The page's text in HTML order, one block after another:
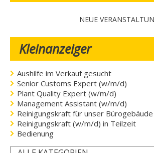
NEUE
Kleinanzeiger
Aushilfe im Verkauf gesucht
Senior Customs Expert (w/m/d)
Plant Quality Expert (w/m/d)
Management Assistant (w/m/d)
Reinigungskraft für unser
Reinigungskraft (w/m/d) in Teilzeit
Bedienung